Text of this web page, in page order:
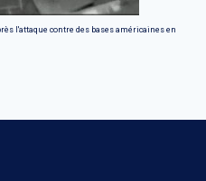
l'attaque contre des bases américaines en